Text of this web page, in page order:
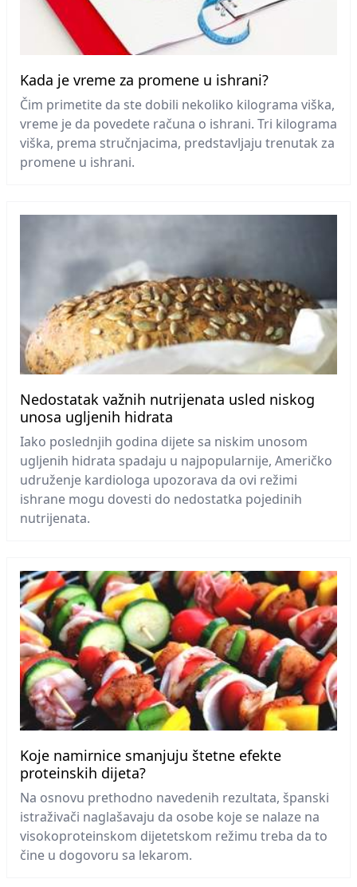
Kada je vreme za promene u ishrani?
Čim primetite da ste dobili nekoliko kilograma viška,
vreme je da povedete računa o ishrani. Tri kilograma
viška, prema stručnjacima, predstavljaju trenutak za
promene u ishrani.
Nedostatak važnih nutrijenata usled niskog
unosa ugljenih hidrata
Iako poslednjih godina dijete sa niskim unosom
ugljenih hidrata spadaju u najpopularnije, Američko
udruženje kardiologa upozorava da ovi režimi
ishrane mogu dovesti do nedostatka pojedinih
nutrijenata.
Koje namirnice smanjuju štetne efekte
proteinskih dijeta?
Na osnovu prethodno navedenih rezultata, španski
istraživači naglašavaju da osobe koje se nalaze na
visokoproteinskom dijetetskom režimu treba da to
čine u dogovoru sa lekarom.